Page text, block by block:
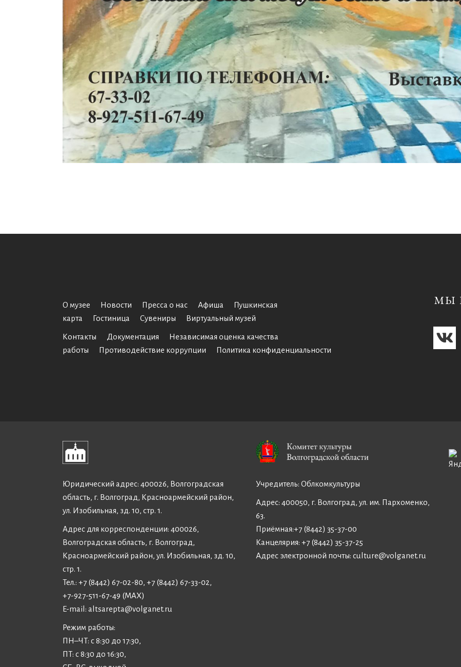
О музее Новости Пресса о нас Афиша
Пушкинская
карта
Гостиница Сувениры Виртуальный музей
Контакты Документация
Независимая оценка качества
работы
Противодействие коррупции Политика конфиденциальности
МЫ
Юридический адрес: 400026, Волгоградская
область, г. Волгоград, Красноармейский район,
ул. Изобильная, зд. 10, стр. 1.
Адрес для корреспонденции: 400026,
Волгоградская область, г. Волгоград,
Красноармейский район, ул. Изобильная, зд. 10,
стр. 1.
Тел.: +7 (8442) 67-02-80, +7 (8442) 67-33-02,
+7-927-511-67-49 (MAX)
E-mail: altsarepta@volganet.ru
Режим работы:
ПН–ЧТ: с 8:30 до 17:30,
ПТ: с 8:30 до 16:30,
Учредитель: Облкомкультуры
Адрес: 400050, г. Волгоград, ул. им. Пархоменко,
63.
Приёмная:+7 (8442) 35-37-00
Канцелярия: +7 (8442) 35-37-25
Адрес электронной почты: culture@volganet.ru